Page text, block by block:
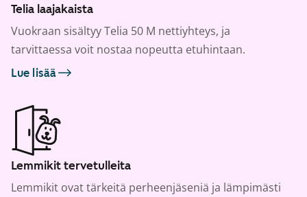
Telia laajakaista
Vuokraan sisältyy Telia 50 M nettiyhteys, ja
tarvittaessa voit nostaa nopeutta etuhintaan.
Lue lisää
Lemmikit tervetulleita
Lemmikit ovat tärkeitä perheenjäseniä ja lämpimästi